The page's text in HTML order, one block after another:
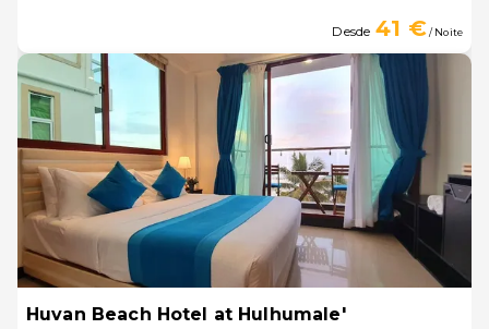
Desde 41 €/ Noite
Huvan Beach Hotel at Hulhumale'